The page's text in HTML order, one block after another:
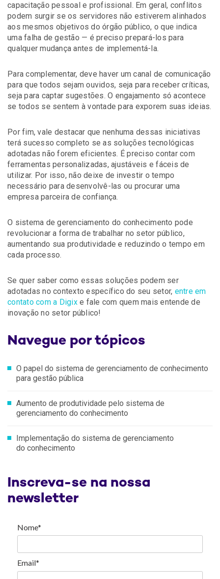
capacitação pessoal e profissional. Em geral, conflitos
podem surgir se os servidores não estiverem alinhados
aos mesmos objetivos do órgão público, o que indica
uma falha de gestão — é preciso prepará-los para
qualquer mudança antes de implementá-la.
Para complementar, deve haver um canal de comunicação
para que todos sejam ouvidos, seja para receber críticas,
seja para captar sugestões. O engajamento só acontece
se todos se sentem à vontade para exporem suas ideias.
Por fim, vale destacar que nenhuma dessas iniciativas
terá sucesso completo se as soluções tecnológicas
adotadas não forem eficientes. É preciso contar com
ferramentas personalizadas, ajustáveis e fáceis de
utilizar. Por isso, não deixe de investir o tempo
necessário para desenvolvê-las ou procurar uma
empresa parceira de confiança.
O sistema de gerenciamento do conhecimento pode
revolucionar a forma de trabalhar no setor público,
aumentando sua produtividade e reduzindo o tempo em
cada processo.
Se quer saber como essas soluções podem ser
adotadas no contexto específico do seu setor, entre em
contato com a Digixe fale com quem mais entende de
inovação no setor público!
Navegue por tópicos
O papel do sistema de gerenciamento de conhecimento
para gestão pública
Aumento de produtividade pelo sistema de
gerenciamento do conhecimento
Implementação do sistema de gerenciamento
do conhecimento
Inscreva-se na nossa
newsletter
Nome*
Email*